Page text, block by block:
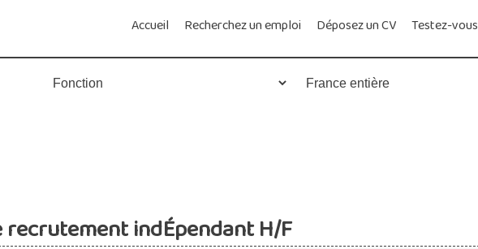
Accueil Recherchez un emploi Déposez un CV Testez-vous
indÉpendant H/F